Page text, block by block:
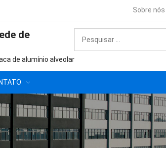
Sobre nós
de
de alumínio alveolar